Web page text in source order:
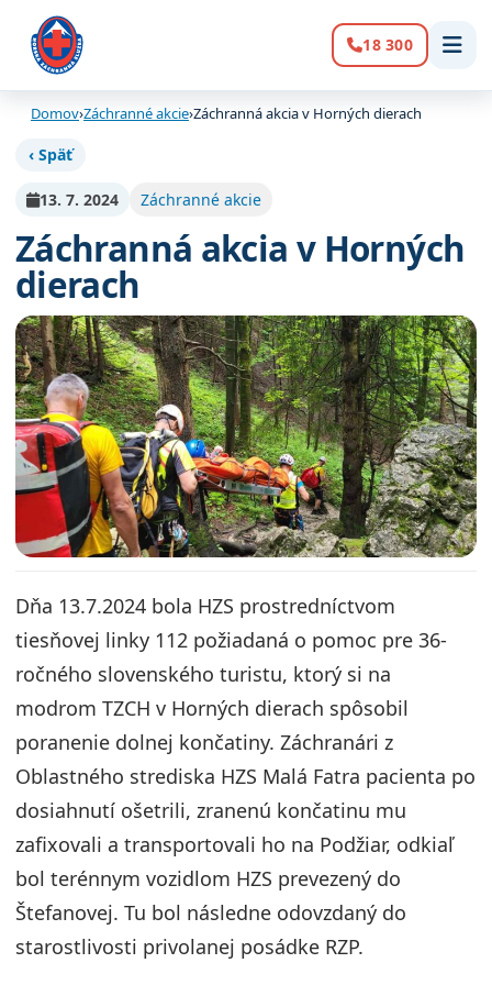
Volanie:
18 300
Domov›Záchranné akcie›Záchranná akcia v Horných dierach
‹ Späť
13. 7. 2024 Záchranné akcie
Záchranná akcia v Horných
dierach
Dňa 13.7.2024 bola HZS prostredníctvom
tiesňovej linky 112 požiadaná o pomoc pre 36-
ročného slovenského turistu, ktorý si na
modrom TZCH v Horných dierach spôsobil
poranenie dolnej končatiny. Záchranári z
Oblastného strediska HZS Malá Fatra pacienta po
dosiahnutí ošetrili, zranenú končatinu mu
zafixovali a transportovali ho na Podžiar, odkiaľ
bol terénnym vozidlom HZS prevezený do
Štefanovej. Tu bol následne odovzdaný do
starostlivosti privolanej posádke RZP.